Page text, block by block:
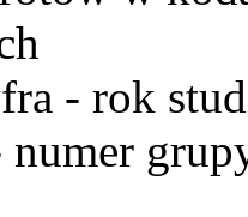
- rok
numer